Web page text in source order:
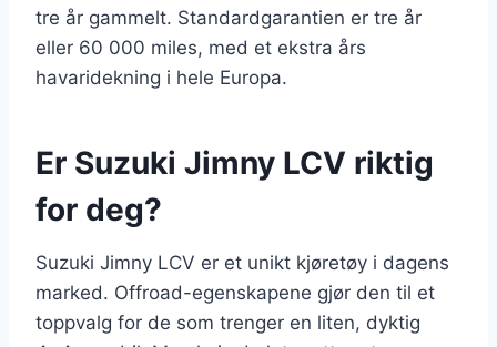
tre år gammelt. Standardgarantien er tre år
eller 60 000 miles, med et ekstra års
havaridekning i hele Europa.
Er Suzuki Jimny LCV riktig
for deg?
Suzuki Jimny LCV er et unikt kjøretøy i dagens
marked. Offroad-egenskapene gjør den til et
toppvalg for de som trenger en liten, dyktig